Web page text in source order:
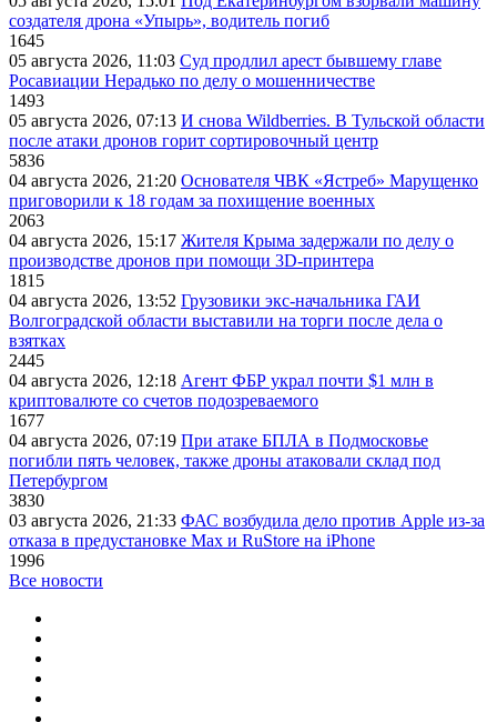
создателя дрона «Упырь», водитель погиб
1645
05 августа 2026, 11:03 Суд продлил арест бывшему главе
Росавиации Нерадько по делу о мошенничестве
1493
05 августа 2026, 07:13 И снова Wildberries. В Тульской области
после атаки дронов горит сортировочный центр
5836
04 августа 2026, 21:20 Основателя ЧВК «Ястреб» Марущенко
приговорили к 18 годам за похищение военных
2063
04 августа 2026, 15:17 Жителя Крыма задержали по делу о
производстве дронов при помощи 3D‑принтера
1815
04 августа 2026, 13:52 Грузовики экс-начальника ГАИ
Волгоградской области выставили на торги после дела о
взятках
2445
04 августа 2026, 12:18 Агент ФБР украл почти $1 млн в
криптовалюте со счетов подозреваемого
1677
04 августа 2026, 07:19 При атаке БПЛА в Подмосковье
погибли пять человек, также дроны атаковали склад под
Петербургом
3830
03 августа 2026, 21:33 ФАС возбудила дело против Apple из-за
отказа в предустановке Max и RuStore на iPhone
1996
Все новости